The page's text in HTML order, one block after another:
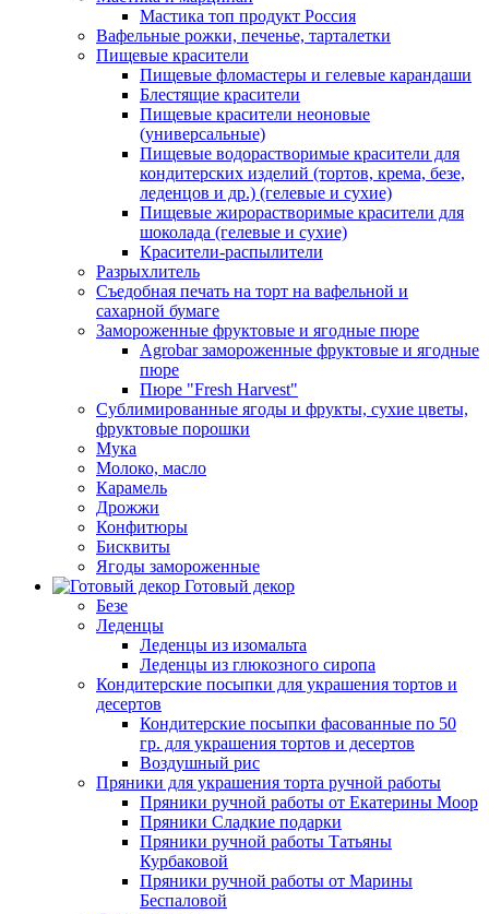
Мастика топ продукт Россия
Вафельные рожки, печенье, тарталетки
Пищевые красители
Пищевые фломастеры и гелевые карандаши
Блестящие красители
Пищевые красители неоновые
(универсальные)
Пищевые водорастворимые красители для
кондитерских изделий (тортов, крема, безе,
леденцов и др.) (гелевые и сухие)
Пищевые жирорастворимые красители для
шоколада (гелевые и сухие)
Красители-распылители
Разрыхлитель
Съедобная печать на торт на вафельной и
сахарной бумаге
Замороженные фруктовые и ягодные пюре
Agrobar замороженные фруктовые и ягодные
пюре
Пюре "Fresh Harvest"
Сублимированные ягоды и фрукты, сухие цветы,
фруктовые порошки
Мука
Молоко, масло
Карамель
Дрожжи
Конфитюры
Бисквиты
Ягоды замороженные
Готовый декор
Безе
Леденцы
Леденцы из изомальта
Леденцы из глюкозного сиропа
Кондитерские посыпки для украшения тортов и
десертов
Кондитерские посыпки фасованные по 50
гр. для украшения тортов и десертов
Воздушный рис
Пряники для украшения торта ручной работы
Пряники ручной работы от Екатерины Моор
Пряники Сладкие подарки
Пряники ручной работы Татьяны
Курбаковой
Пряники ручной работы от Марины
Беспаловой